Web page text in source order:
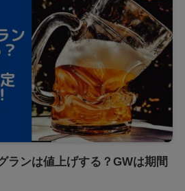
ランは値上げする？GWは期間